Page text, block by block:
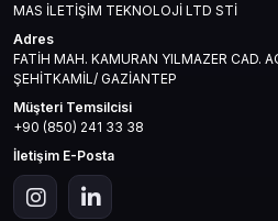
MAS İLETİŞİM TEKNOLOJİ LTD STİ
Adres
FATİH MAH. KAMURAN YILMAZER CAD.
ŞEHİTKAMİL/ GAZİANTEP
Müşteri Temsilcisi
+90 (850) 241 33 38
İletişim E-Posta